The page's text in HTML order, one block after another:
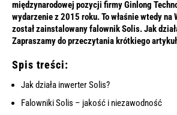
międzynarodowej pozycji firmy Ginlong
wydarzenie z 2015 roku. To właśnie wtedy
został zainstalowany falownik Solis. Jak
Zapraszamy do przeczytania krótkiego
Spis treści:
Jak działa inwerter Solis?
Falowniki Solis – jakość i niezawodność